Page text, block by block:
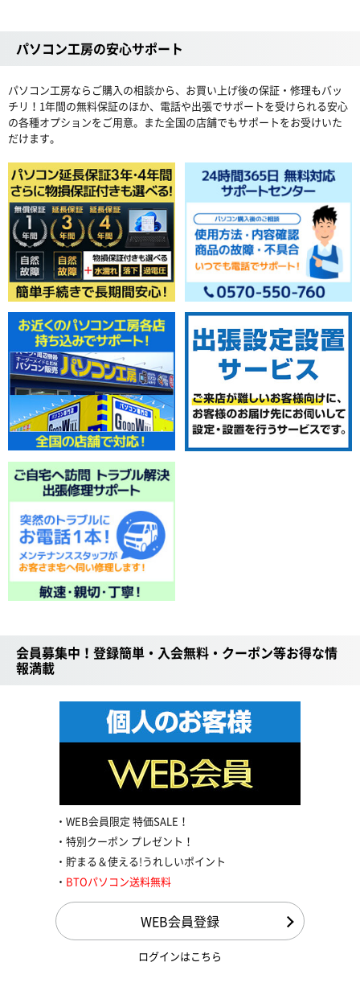
パソコン工房の安心サポート
パソコン工房ならご購入の相談から、お買い上げ後の保証・修理もバッ
チリ！1年間の無料保証のほか、電話や出張でサポートを受けられる安心
の各種オプションをご用意。また全国の店舗でもサポートをお受けいた
だけます。
会員募集中！登録簡単・入会無料・クーポン等お得な情
報満載
WEB会員限定 特価SALE！
特別クーポン プレゼント！
貯まる＆使える!うれしいポイント
BTOパソコン送料無料
WEB会員登録
ログインはこちら